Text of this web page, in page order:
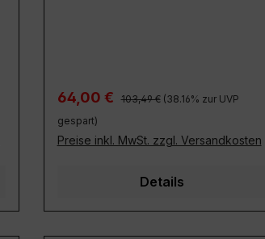
Verkaufspreis:
64,00 € Regulärer Preis:
103,49 € (38.16% zur UVP
gespart)
Preise inkl. MwSt. zzgl. Versandkosten
Details